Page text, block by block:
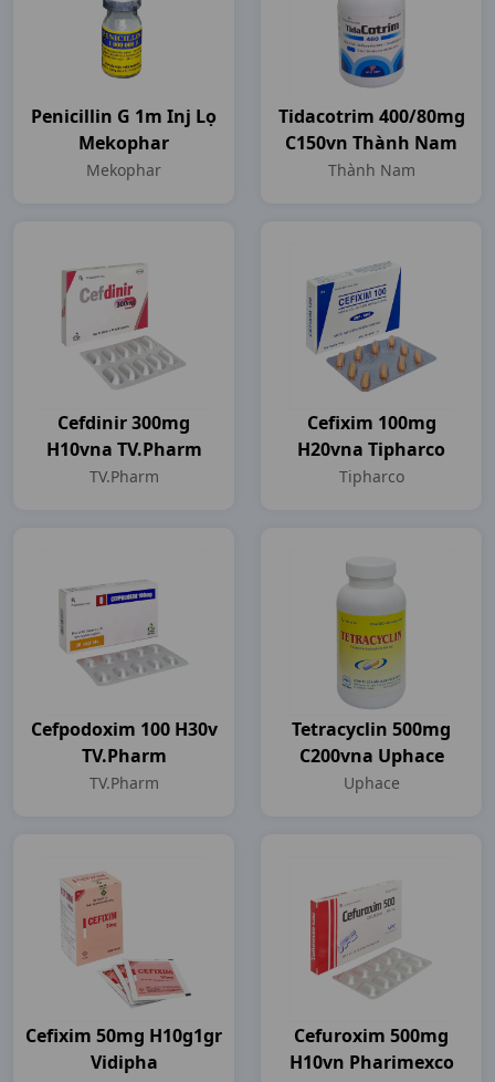
Penicillin G 1m Inj Lọ
Mekophar
Mekophar
Tidacotrim 400/80mg
C150vn Thành Nam
Thành Nam
Cefdinir 300mg
H10vna TV.Pharm
TV.Pharm
Cefixim 100mg
H20vna Tipharco
Tipharco
Cefpodoxim 100 H30v
TV.Pharm
TV.Pharm
Tetracyclin 500mg
C200vna Uphace
Uphace
Cefixim 50mg H10g1gr
Vidipha
Cefuroxim 500mg
H10vn Pharimexco